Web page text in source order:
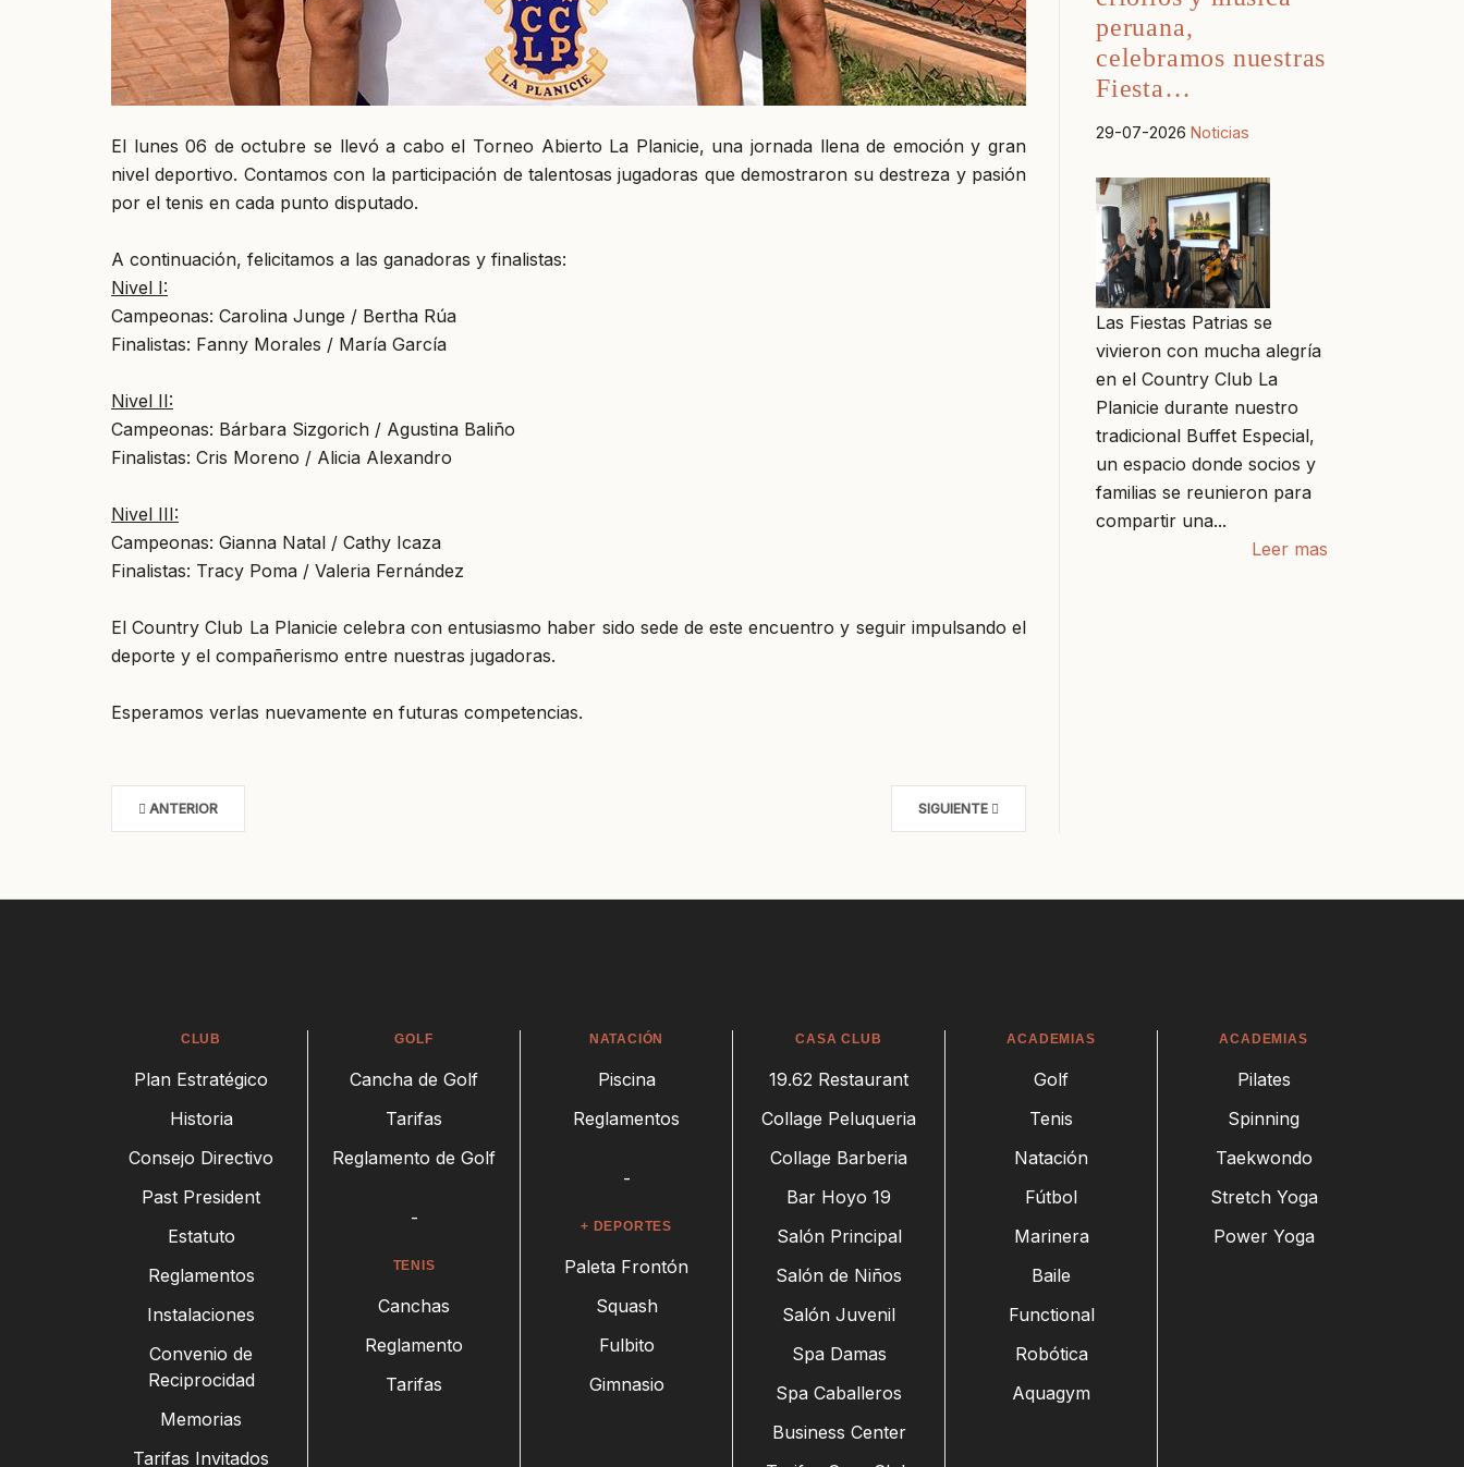
El lunes 06 de octubre se llevó a cabo el Torneo Abierto La Planicie, una jornada llena de emoción y gran
nivel deportivo. Contamos con la participación de talentosas jugadoras que demostraron su destreza y pasión
por el tenis en cada punto disputado.
A continuación, felicitamos a las ganadoras y finalistas:
Nivel I:
Campeonas: Carolina Junge / Bertha Rúa
Finalistas: Fanny Morales / María García
Nivel II:
Campeonas: Bárbara Sizgorich / Agustina Baliño
Finalistas: Cris Moreno / Alicia Alexandro
Nivel III:
Campeonas: Gianna Natal / Cathy Icaza
Finalistas: Tracy Poma / Valeria Fernández
El Country Club La Planicie celebra con entusiasmo haber sido sede de este encuentro y seguir impulsando el
deporte y el compañerismo entre nuestras jugadoras.
Esperamos verlas nuevamente en futuras competencias.
ANTERIOR SIGUIENTE
peruana,
celebramos nuestras
Fiesta…
29-07-2026 Noticias
Las Fiestas Patrias se
vivieron con mucha alegría
en el Country Club La
Planicie durante nuestro
tradicional Buffet Especial,
un espacio donde socios y
familias se reunieron para
compartir una...
Leer mas
CLUB
Plan Estratégico
Historia
Consejo Directivo
Past President
Estatuto
Reglamentos
Instalaciones
Convenio de
Reciprocidad
Memorias
Tarifas Invitados
GOLF
Cancha de Golf
Tarifas
Reglamento de Golf
-
TENIS
Canchas
Reglamento
Tarifas
NATACIÓN
Piscina
Reglamentos
-
+ DEPORTES
Paleta Frontón
Squash
Fulbito
Gimnasio
CASA CLUB
19.62 Restaurant
Collage Peluqueria
Collage Barberia
Bar Hoyo 19
Salón Principal
Salón de Niños
Salón Juvenil
Spa Damas
Spa Caballeros
Business Center
ACADEMIAS
Golf
Tenis
Natación
Fútbol
Marinera
Baile
Functional
Robótica
Aquagym
ACADEMIAS
Pilates
Spinning
Taekwondo
Stretch Yoga
Power Yoga